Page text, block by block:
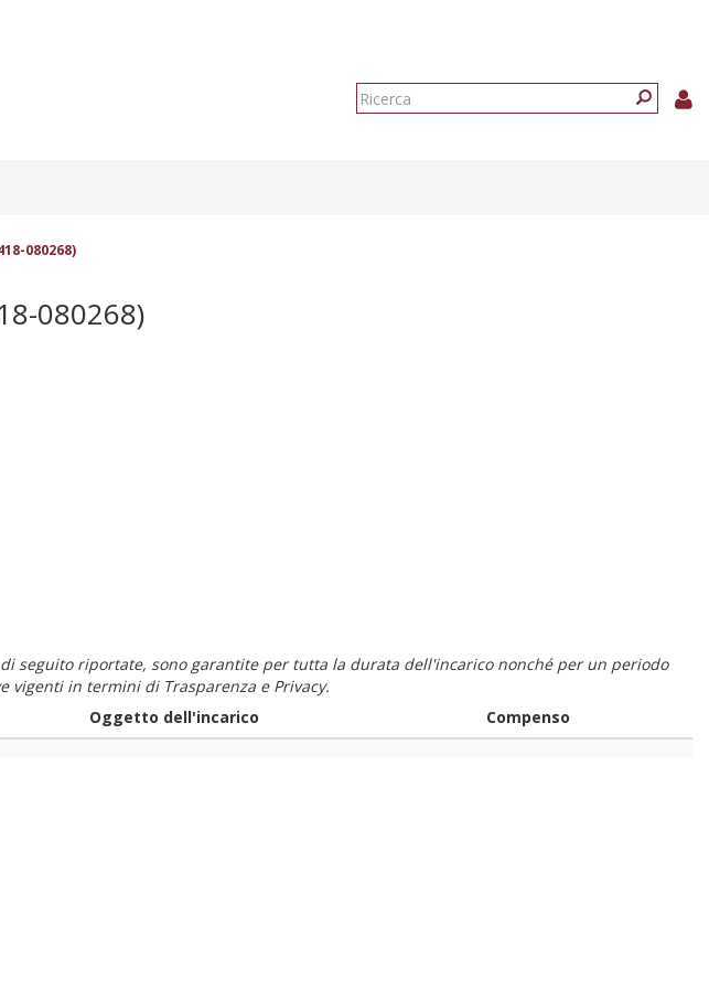
Form
080268)
080268)
riportate, sono garantite per tutta la durata dell'incarico nonché per un periodo
in termini di Trasparenza e Privacy.
Oggetto dell'incarico Compenso